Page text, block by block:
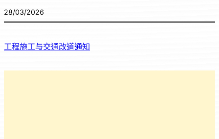
28/03/2026
工程施工与交通改道通知